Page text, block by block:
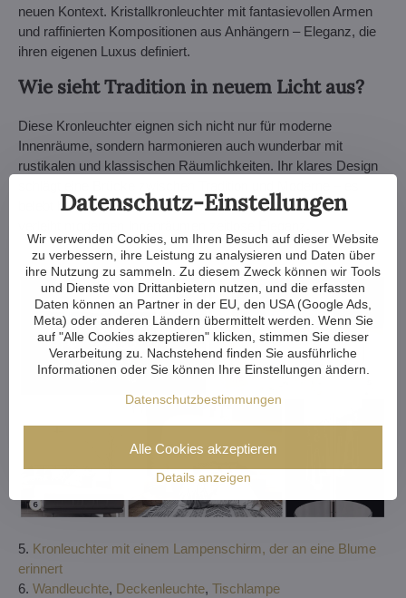
neuen Kontext. Kristallkronleuchter mit fantasievollen Armen
und raffinierten Kompositionen aus Anhängern – Eleganz, die
ihren eigenen Luxus definiert.
Wie sieht Tradition in neuem Licht aus?
Diese Kronleuchter eignen sich nicht nur für moderne
Innenräume, sondern harmonieren auch wunderbar mit
rustikalen und klassischen Räumlichkeiten. Ihr klares Design
belebt historische Räume, ohne sie zu überwältigen, und
5. Kronleuchter mit einem Lampenschirm, der an eine Blume
erinnert
6. Wandleuchte, Deckenleuchte, Tischlampe
Datenschutz-Einstellungen
Wir verwenden Cookies, um Ihren Besuch auf dieser Website
zu verbessern, ihre Leistung zu analysieren und Daten über
ihre Nutzung zu sammeln. Zu diesem Zweck können wir Tools
und Dienste von Drittanbietern nutzen, und die erfassten
Daten können an Partner in der EU, den USA (Google Ads,
Meta) oder anderen Ländern übermittelt werden. Wenn Sie
auf "Alle Cookies akzeptieren" klicken, stimmen Sie dieser
Verarbeitung zu. Nachstehend finden Sie ausführliche
Informationen oder Sie können Ihre Einstellungen ändern.
Datenschutzbestimmungen
Details anzeigen
Alle Cookies akzeptieren